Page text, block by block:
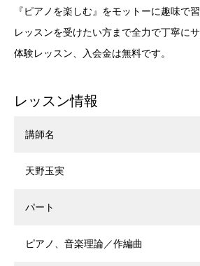
『ピアノを楽しむ』をモットーに趣味で
レッスンを受けたい方まで全力で丁寧に
体験レッスン、入会金は無料です。
レッスン情報
講師名
天野玉実
パート
ピアノ、音楽理論／作編曲